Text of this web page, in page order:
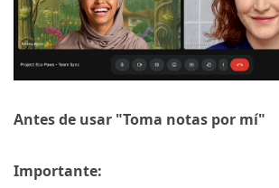
Antes de usar "Toma notas por mí"
Importante: